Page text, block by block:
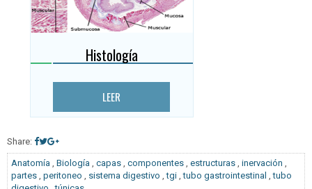
Histología
LEER
Share:
Anatomía , Biología , capas , componentes , estructuras , inervación ,
partes , peritoneo , sistema digestivo ,tgi ,tubo gastrointestinal ,tubo